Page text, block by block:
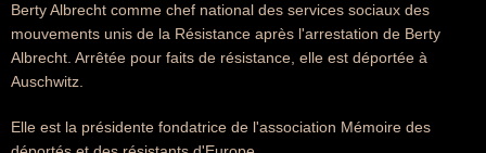
Berty Albrecht comme chef national des services sociaux des
mouvements unis de la Résistance après l'arrestation de Berty
Albrecht. Arrêtée pour faits de résistance, elle est déportée à
Auschwitz.
Elle est la présidente fondatrice de l'association Mémoire des